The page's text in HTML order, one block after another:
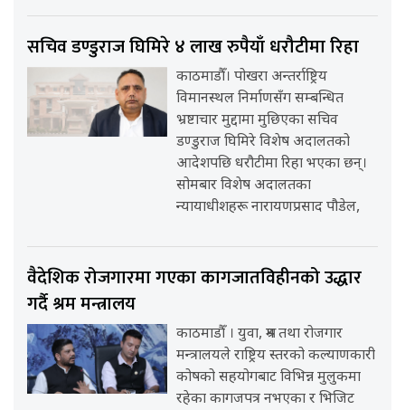
सचिव डण्डुराज घिमिरे ४ लाख रुपैयाँ धरौटीमा रिहा
काठमाडौँ। पोखरा अन्तर्राष्ट्रिय
विमानस्थल निर्माणसँग सम्बन्धित
भ्रष्टाचार मुद्दामा मुछिएका सचिव
डण्डुराज घिमिरे विशेष अदालतको
आदेशपछि धरौटीमा रिहा भएका छन्।
सोमबार विशेष अदालतका
न्यायाधीशहरू नारायणप्रसाद पौडेल,
वैदेशिक रोजगारमा गएका कागजातविहीनको उद्धार
गर्दै श्रम मन्त्रालय
काठमाडौँ । युवा, श्रम तथा रोजगार
मन्त्रालयले राष्ट्रिय स्तरको कल्याणकारी
कोषको सहयोगबाट विभिन्न मुलुकमा
रहेका कागजपत्र नभएका र भिजिट